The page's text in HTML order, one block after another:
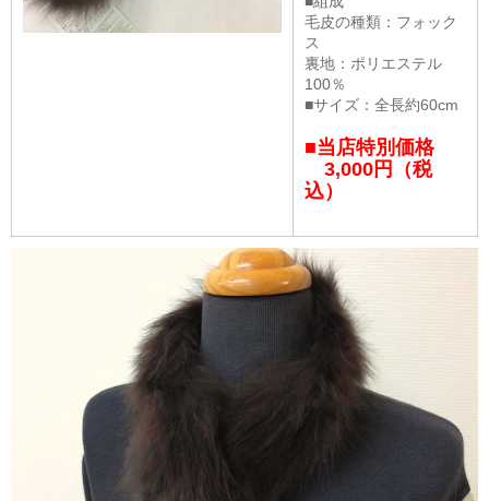
毛皮の種類：フォック
ス
裏地：ポリエステル
100％
■サイズ：全長約60cm
■当店特別価格
3,000円（税
込）